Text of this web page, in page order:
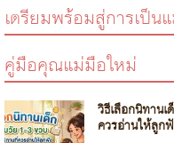
เตรียมพร้อมสู่การเป็น
คู่มือคุณแม่มือใหม่
วิธีเลือกนิทาน
ควรอ่านให้ลูก